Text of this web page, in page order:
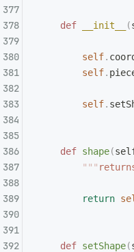
    def
__init__ (
        self
.
        self
.
        self
.
    def
shape(
        """
        return
    def
setShape(